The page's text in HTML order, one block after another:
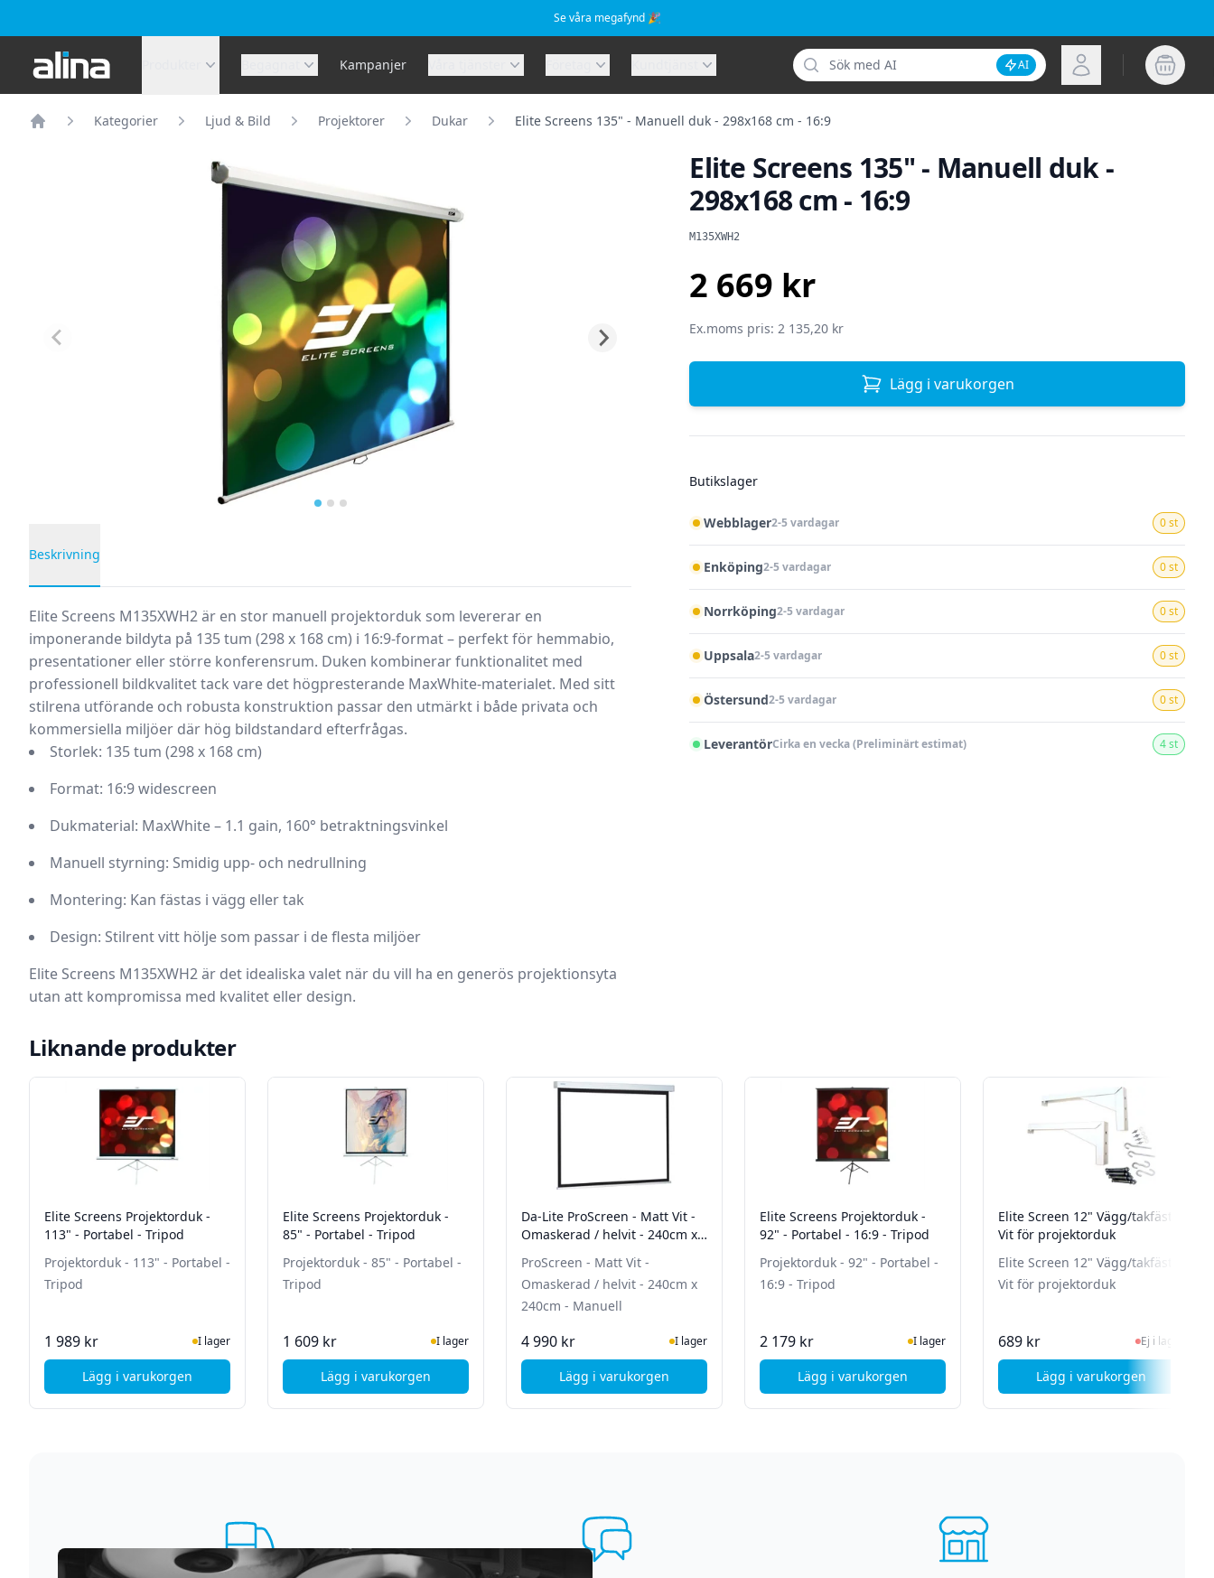
Se våra megafynd 🎉
Alina.se Kampanjer
Sök
Inaktivera AI-sökning
AI Logga in
Kategorier Ljud & Bild Projektorer Dukar Elite Screens 135" - Manuell duk - 298x168 cm - 16:9
Elite Screens 135" - Manuell duk -
298x168 cm - 16:9
M135XWH2
Produktinformation
2 669 kr
Ex.moms pris: 2 135,20 kr
Lägg i varukorgen
Butikslager
Webblager2-5 vardagar 0 st
Enköping2-5 vardagar 0 st
Norrköping2-5 vardagar 0 st
Uppsala2-5 vardagar 0 st
Östersund2-5 vardagar 0 st
LeverantörCirka en vecka (Preliminärt estimat) 4 st
Beskrivning
Elite Screens M135XWH2 är en stor manuell projektorduk som levererar en
imponerande bildyta på 135 tum (298 x 168 cm) i 16:9-format – perfekt för hemmabio,
presentationer eller större konferensrum. Duken kombinerar funktionalitet med
professionell bildkvalitet tack vare det högpresterande MaxWhite-materialet. Med sitt
stilrena utförande och robusta konstruktion passar den utmärkt i både privata och
kommersiella miljöer där hög bildstandard efterfrågas.
Storlek: 135 tum (298 x 168 cm)
Format: 16:9 widescreen
Dukmaterial: MaxWhite – 1.1 gain, 160° betraktningsvinkel
Manuell styrning: Smidig upp- och nedrullning
Montering: Kan fästas i vägg eller tak
Design: Stilrent vitt hölje som passar i de flesta miljöer
Elite Screens M135XWH2 är det idealiska valet när du vill ha en generös projektionsyta
utan att kompromissa med kvalitet eller design.
Liknande produkter
Elite Screens Projektorduk -
113" - Portabel - Tripod
Projektorduk - 113" - Portabel -
Tripod
1 989 kr I lager
Lägg i varukorgen, Elite Screens Projektorduk - 113" - Portabel - Tripod
Elite Screens Projektorduk -
85" - Portabel - Tripod
Projektorduk - 85" - Portabel -
Tripod
1 609 kr I lager
Lägg i varukorgen, Elite Screens Projektorduk - 85" - Portabel - Tripod
Da-Lite ProScreen - Matt Vit -
Omaskerad / helvit - 240cm x
ProScreen - Matt Vit -
Omaskerad / helvit - 240cm x
240cm - Manuell
4 990 kr I lager
Lägg i varukorgen, Da-Lite ProScreen - Matt Vit - Omaskerad / helvit - 240cm x 240cm - Manuell
Elite Screens Projektorduk -
92" - Portabel - 16:9 - Tripod
Projektorduk - 92" - Portabel -
16:9 - Tripod
2 179 kr I lager
Lägg i varukorgen, Elite Screens Projektorduk - 92" - Portabel - 16:9 - Tripod
Elite Screen 12" Vägg/takfäste
Vit för projektorduk
Elite Screen 12" Vägg/takfäste
Vit för projektorduk
689 kr Ej i lager, besök
Ej i lager
Lägg i varukorgen
, Elite Screen 12"